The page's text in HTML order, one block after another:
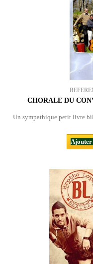
CHORALE DU
Un sympathique petit livre
Ajouter